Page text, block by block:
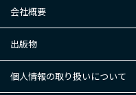
会社概要
出版物
個人情報の取り扱いについて